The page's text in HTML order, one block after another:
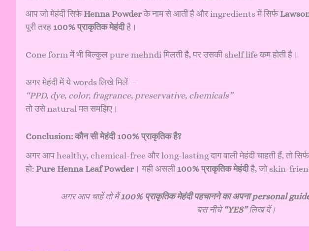
आप जो मेहंदी सिर्फ Henna Powderके नाम से आती है और ingredients में सिर्फ
पूरी तरह 100% प्राकृतिक मेहंदीहै।
Cone form में भी बिल्कुल pure mehndi मिलती है, पर उसकी shelf life कम होती है।
अगर मेहंदी में ये words लिखे मिलें —
“PPD, dye, color, fragrance, preservative, chemicals”
तो उसे natural मत समझिए।
Conclusion:कौन सी मेहंदी 100% प्राकृतिक है?
अगर आप healthy, chemical-free और long-lasting दाग वाली मेहंदी चाहती हैं, तो
हो: Pure Henna Leaf Powder । यही असली 100% प्राकृतिक मेहंदीहै, जो skin-
अगर आप चाहें तो मैं100% प्राकृतिक मेहंदी पहचानने का अपना personal
बस नीचे “YES”लिख दें।